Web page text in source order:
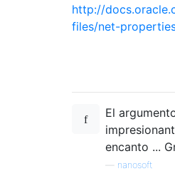
http://
files/net-
El
encanto ...
nanosoft